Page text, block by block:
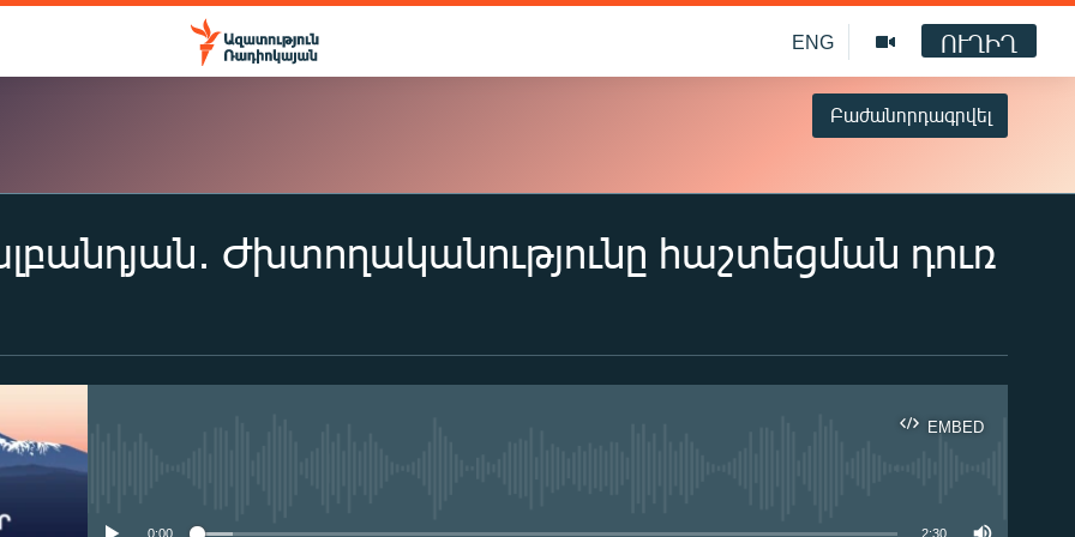
ENG ՈՒՂԻՂ
Բաժանորդագրվել
ԲԱԺԱՆՈՐԴԱԳՐՎԵԼ
Ժխտողականությունը հաշտեցման դուռ
EMBED
0:00 2:30